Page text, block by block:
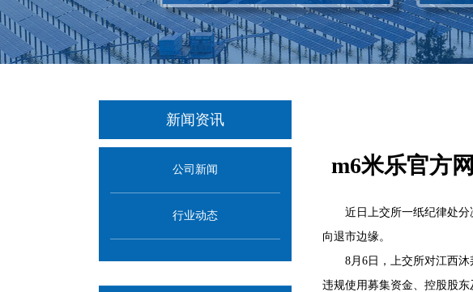
新闻资讯
公司新闻
行业动态
m6米乐官方
近日上交所一纸纪律处
向退市边缘。
8月6日，上交所对江西
违规使用募集资金、控股股东